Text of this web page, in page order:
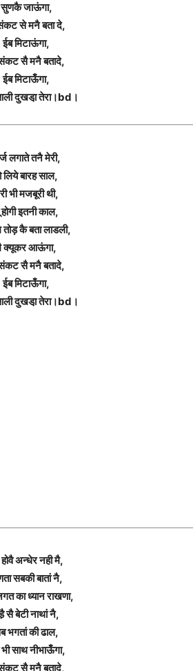
सुणकै जाऊंगा,
से मनै बता दे,
ईब मिटाऊंगा,
सै मनै बतादे,
ईब मिटाऊँगा,
दुखडा़ तेरा।bd।
लगाते तनै मेरी,
लिये बारह साल,
भी मजबूरी थी,
इतनी काल,
तोड़ कै बता लाडली,
क्यूकर आऊंगा,
सै मनै बतादे,
ईब मिटाऊँगा,
दुखडा़ तेरा।bd।
अन्धेर नही मै,
सबकी बातां नै,
का ध्यान राखणा,
सै बेटी नाथां नै,
भगतां की ढाल,
भी साथ नीभाऊँगा,
सै मनै बतादे,